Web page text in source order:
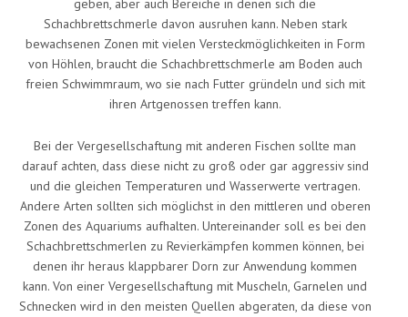
geben, aber auch Bereiche in denen sich die
Schachbrettschmerle davon ausruhen kann. Neben stark
bewachsenen Zonen mit vielen Versteckmöglichkeiten in Form
von Höhlen, braucht die Schachbrettschmerle am Boden auch
freien Schwimmraum, wo sie nach Futter gründeln und sich mit
ihren Artgenossen treffen kann.
Bei der Vergesellschaftung mit anderen Fischen sollte man
darauf achten, dass diese nicht zu groß oder gar aggressiv sind
und die gleichen Temperaturen und Wasserwerte vertragen.
Andere Arten sollten sich möglichst in den mittleren und oberen
Zonen des Aquariums aufhalten. Untereinander soll es bei den
Schachbrettschmerlen zu Revierkämpfen kommen können, bei
denen ihr heraus klappbarer Dorn zur Anwendung kommen
kann. Von einer Vergesellschaftung mit Muscheln, Garnelen und
Schnecken wird in den meisten Quellen abgeraten, da diese von